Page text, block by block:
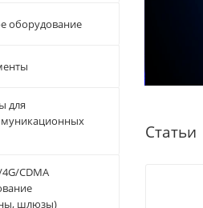
Статьи
оборудование
для
CDMA
шлюзы)